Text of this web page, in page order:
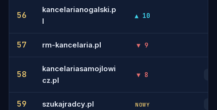
56
kancelarianogalski.p
l
▲ 10
57 rm-kancelaria.pl ▼ 9
58
kancelariasamojlowi
cz.pl
▼ 8
59 szukajradcy.pl NOWY